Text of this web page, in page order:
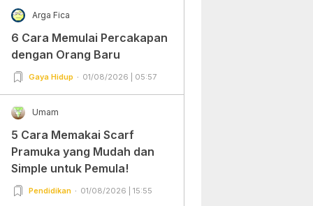
Arga Fica
6 Cara Memulai Percakapan
dengan Orang Baru
Gaya Hidup 01/08/2026 | 05:57
Umam
5 Cara Memakai Scarf
Pramuka yang Mudah dan
Simple untuk Pemula!
Pendidikan 01/08/2026 | 15:55